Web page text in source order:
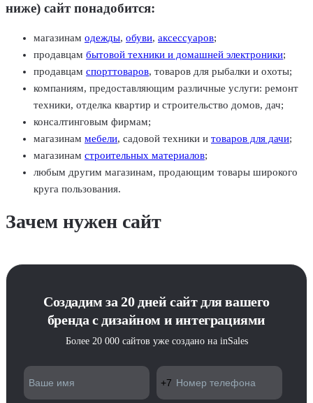
ниже) сайт понадобится:
магазинам одежды, обуви, аксессуаров;
продавцам бытовой техники и домашней электроники;
продавцам спорттоваров, товаров для рыбалки и охоты;
компаниям, предоставляющим различные услуги: ремонт
техники, отделка квартир и строительство домов, дач;
консалтинговым фирмам;
магазинам мебели, садовой техники и товаров для дачи;
магазинам строительных материалов;
любым другим магазинам, продающим товары широкого
круга пользования.
Зачем нужен сайт
Создадим за 20 дней сайт для вашего
бренда с дизайном и интеграциями
Более 20 000 сайтов уже создано на inSales